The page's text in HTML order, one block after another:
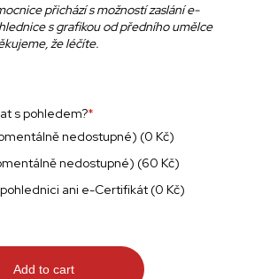
přichází s možností zaslání e-
s grafikou od předního umělce
že léčíte.
s pohledem?*
nedostupné) (0 Kč)
nedostupné) (60 Kč)
ani e-Certifikát (0 Kč)
Add to cart